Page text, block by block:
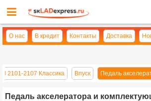
О нас В кредит Контакты Доставка
2101-2107 Классика Впуск Педаль
Педаль акселератора и